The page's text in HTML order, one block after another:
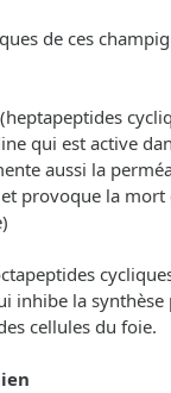
de ces
qui est active
aussi la
provoque la mort
inhibe la
cellules du foie.